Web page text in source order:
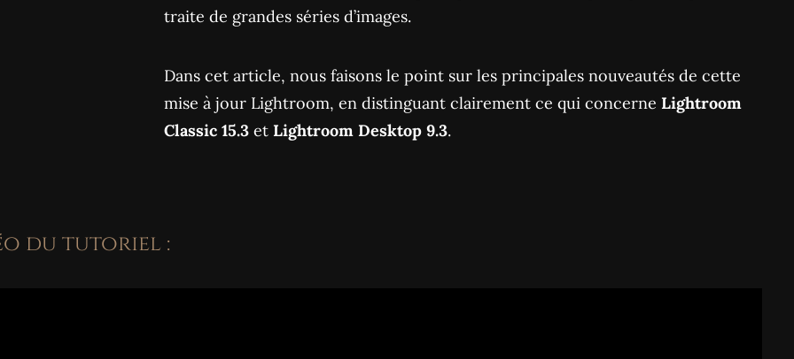
traite de grandes séries d’images.
Dans cet article, nous faisons le point sur les principales nouveautés de cette
mise à jour Lightroom, en distinguant clairement ce qui concerne Lightroom
Classic 15.3 et Lightroom Desktop 9.3.
du tutoriel :